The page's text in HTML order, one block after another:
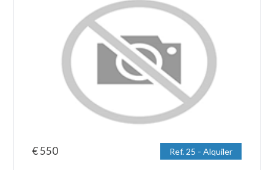
€550 Ref. 25 - Alquiler